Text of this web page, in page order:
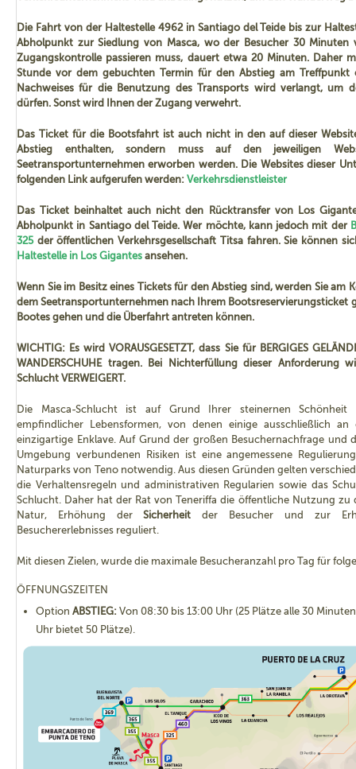
* Geschlossene Wanderschuhe und Trekkingkleidung.
Wanderweg der Masca-Schlucht betreten zu dürfen. Auch mit einer
Wanderweg nicht betreten, wenn Sie keine für bergiges Gelände
tragen, wie auf den folgenden Bildern zu sehen sind:
Bitte beachten Sie, dass die Fahrt ca. 20 Minuten dauert. Um sich
sichern, müssen Sie sich mindestens 1 Stunde vor dem
ES IST NICHT MÖGLICH, MIT EINEM ANDEREN FAHRZEUG ALS
VERWENDET WIRD, ZUM AUSGANGSPUNKT DES
GELANGEN. DAHER WIRD DIE VORLAGE EINES NACHWEISES
Vom Endpunkt der Wanderung aus, wird der Rückweg per
angetreten. Es ist notwendig, über eine entsprechende
An den Kontrollpunkten im Besucherzentrum und auf dem
den Ticket für den Wanderweg sowie die Reservierung des
Bitte beachten Sie, dass der Rücktransfer von Los Gigantes
Santiago del Teide nicht im Ticket enthalten ist. Wer jedoch nach
möchte, dem stehen die Fahrpläne derLinie 462und der
Verkehrsunternehmens Titsa zur Verfügung. Wenn Sie sich
können Siesich die Karte ansehen.
Ausweispapiere, der Buchungsbeleg, der Nachweis für die
del Teide und das Bootsticket müssen vorgelegt werden, um den
Bei Stornierungen wird 100% des Kaufpreises einbehalten.
72 Stunden oder weniger im Voraus:
Bei Stornierungen wird 100% des Kaufpreises einbehalten.
Falls Sie nicht zur reservierten Zeit erscheinen, ohne vorher eine
wird keine Rückerstattung durchgeführt.
dürfen.
Ticket für die Rückfahrt mit dem Wasserfahrzeug (die
Pflicht). Das Ticket für die Rückfahrt mit dem Boot muss bis zu 4
Termin für den Abstieg durch die Schlucht gekauft werden.
Rücktransfer von Los Gigantes (Ausschiffungshafen) zum
Linie 325 der öffentlichen Gesellschaft Titsa fahren.
Versorgung mit Trinkwasser oder anderem Proviant (es ist
Durchführung dieser Aktivität mitzubringen).
Die Fahrt von der Haltestelle 4962 in Santiago del Teide bis zur
Abholpunkt zur Siedlung von Masca, wo der Besucher 30 Minuten
Zugangskontrolle passieren muss, dauert etwa 20 Minuten. Daher
Stunde vor dem gebuchten Termin für den Abstieg am Treffpunkt
Nachweises für die Benutzung des Transports wird verlangt, um
dürfen. Sonst wird Ihnen der Zugang verwehrt.
Das Ticket für die Bootsfahrt ist auch nicht in den auf dieser
Abstieg enthalten, sondern muss auf den jeweiligen
Seetransportunternehmen erworben werden. Die Websites dieser
folgenden Link aufgerufen werden: Verkehrsdienstleister
Das Ticket beinhaltet auch nicht den Rücktransfer von Los
Abholpunkt in Santiago del Teide. Wer möchte, kann jedoch mit der
325der öffentlichen Verkehrsgesellschaft Titsa fahren. Sie können
Haltestelle in Los Gigantes ansehen.
Wenn Sie im Besitz eines Tickets für den Abstieg sind, werden Sie am
dem Seetransportunternehmen nach Ihrem Bootsreservierungsticket
Bootes gehen und die Überfahrt antreten können.
WICHTIG: Es wird VORAUSGESETZT, dass Sie für BERGIGES
WANDERSCHUHE tragen. Bei Nichterfüllung dieser Anforderung
Schlucht VERWEIGERT.
Die Masca-Schlucht ist auf Grund Ihrer steinernen Schönheit
empfindlicher Lebensformen, von denen einige ausschließlich
einzigartige Enklave. Auf Grund der großen Besuchernachfrage
Umgebung verbundenen Risiken ist eine angemessene
Naturparks von Teno notwendig. Aus diesen Gründen gelten
die Verhaltensregeln und administrativen Regularien sowie das
Schlucht. Daher hat der Rat von Teneriffa die öffentliche Nutzung zu
Natur, Erhöhung derSicherheit der Besucher und zur
Besuchererlebnisses reguliert.
Mit diesen Zielen, wurde die maximale Besucheranzahl pro Tag für
ÖFFNUNGSZEITEN
Option ABSTIEG: Von 08:30 bis 13:00 Uhr (25 Plätze alle 30
Uhr bietet 50 Plätze).